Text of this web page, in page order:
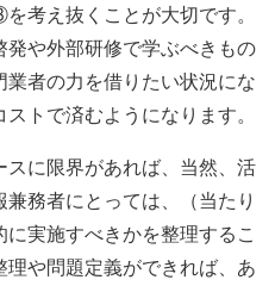
考え抜くことが大切です。
や外部研修で学ぶべきもの
者の力を借りたい状況にな
トで済むようになります。
に限界があれば、当然、活
務者にとっては、（当たり
実施すべきかを整理するこ
や問題定義ができれば、あ